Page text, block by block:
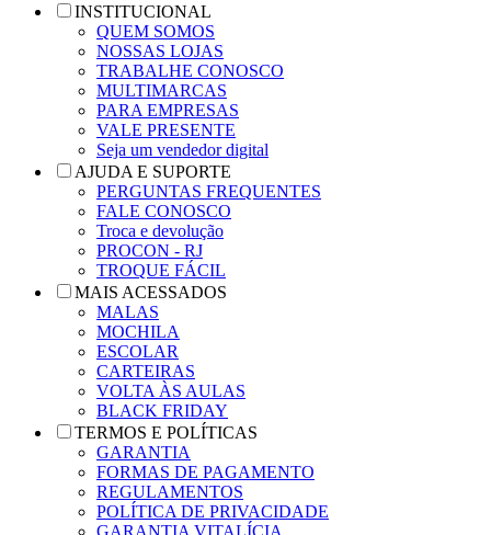
INSTITUCIONAL
QUEM SOMOS
NOSSAS LOJAS
TRABALHE CONOSCO
MULTIMARCAS
PARA EMPRESAS
VALE PRESENTE
Seja um vendedor digital
AJUDA E SUPORTE
PERGUNTAS FREQUENTES
FALE CONOSCO
Troca e devolução
PROCON - RJ
TROQUE FÁCIL
MAIS ACESSADOS
MALAS
MOCHILA
ESCOLAR
CARTEIRAS
VOLTA ÀS AULAS
BLACK FRIDAY
TERMOS E POLÍTICAS
GARANTIA
FORMAS DE PAGAMENTO
REGULAMENTOS
POLÍTICA DE PRIVACIDADE
GARANTIA VITALÍCIA